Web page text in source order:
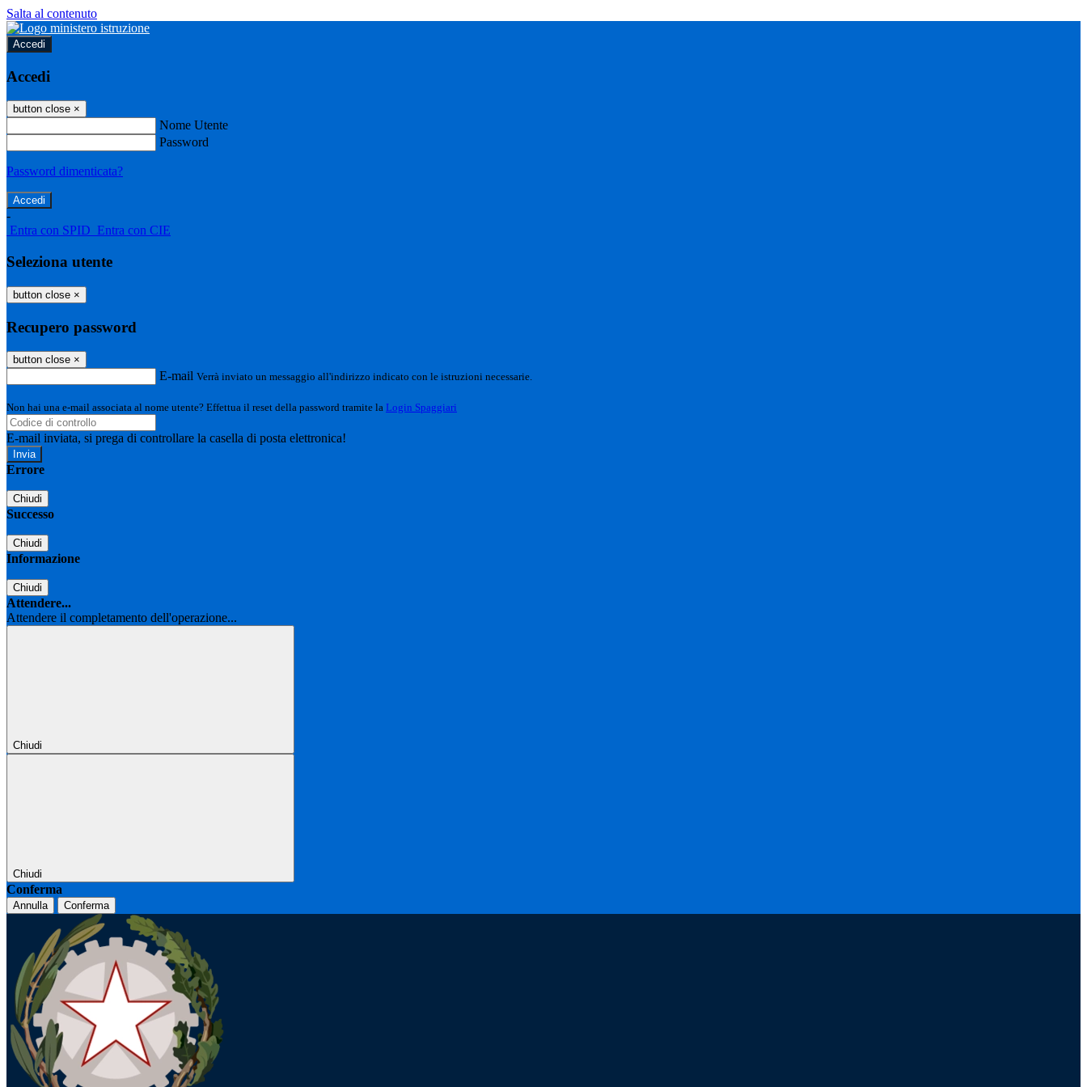
Salta al contenuto
Accedi
Accedi
button close ×
Nome Utente
Password
Password dimenticata?
-
Entra con SPID Entra con CIE
Seleziona utente
button close ×
Recupero password
button close ×
E-mail Verrà inviato un messaggio all'indirizzo indicato con le istruzioni necessarie.
Non hai una e-mail associata al nome utente? Effettua il reset della password tramite la Login Spaggiari
E-mail inviata, si prega di controllare la casella di posta elettronica!
Errore
Chiudi
Successo
Chiudi
Informazione
Chiudi
Attendere...
Attendere il completamento dell'operazione...
Chiudi
Chiudi
Conferma
Annulla Conferma